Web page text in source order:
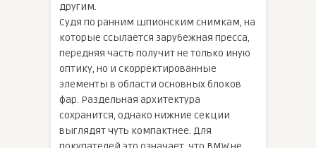
другим.
Судя по ранним шпионским снимкам, на
которые ссылается зарубежная пресса,
передняя часть получит не только иную
оптику, но и скорректированные
элементы в области основных блоков
фар. Раздельная архитектура
сохранится, однако нижние секции
выглядят чуть компактнее. Для